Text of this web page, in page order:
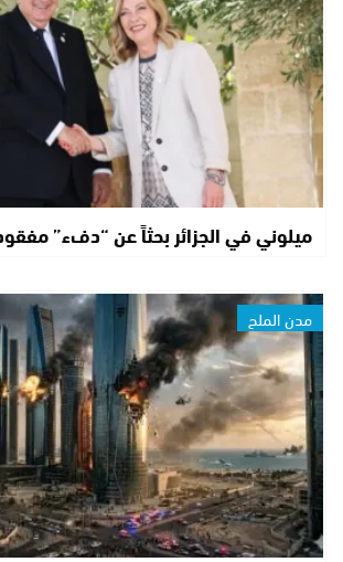
ميلوني في الجزائر بحثاً عن “دفء” مفقود
مدن الملح